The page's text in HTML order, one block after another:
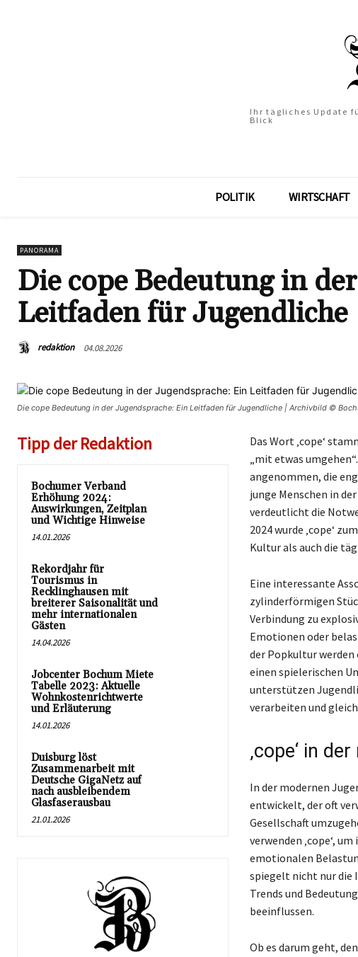
Ihr tägliches Update
Blick
POLITIK WIRTSCHAFT
PANORAMA
Die cope Bedeutung in
Leitfaden für Jugendliche
redaktion 04.08.2026
Die cope Bedeutung in der Jugendsprache: Ein Leitfaden für Jugendliche | Archivbild ©
Tipp der Redaktion
Bochumer Verband
Erhöhung 2024:
Auswirkungen, Zeitplan
und Wichtige Hinweise
14.01.2026
Rekordjahr für
Tourismus in
Recklinghausen mit
breiterer Saisonalität und
mehr internationalen
Gästen
14.04.2026
Jobcenter Bochum Miete
Tabelle 2023: Aktuelle
Wohnkostenrichtwerte
und Erläuterung
14.01.2026
Duisburg löst
Zusammenarbeit mit
Deutsche GigaNetz auf
nach ausbleibendem
Glasfaserausbau
21.01.2026
Das Wort ‚cope‘
„mit etwas
angenommen, die
junge Menschen in
verdeutlicht die
2024 wurde ‚cope‘
Kultur als auch die
Eine interessante
zylinderförmigen
Verbindung zu
Emotionen oder
der Popkultur
einen spielerischen
unterstützen
verarbeiten und
‚cope‘ in
In der modernen
entwickelt, der oft
Gesellschaft
verwenden ‚cope‘,
emotionalen
spiegelt nicht nur die
Trends und
beeinflussen.
Ob es darum geht,